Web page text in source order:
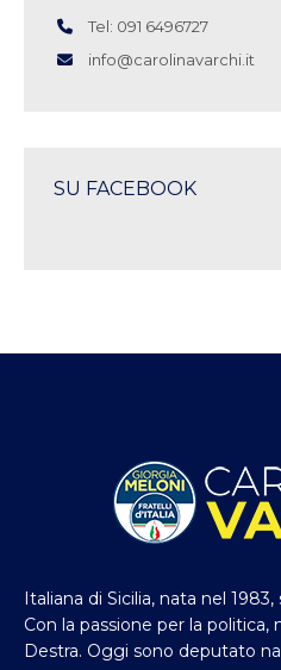
Tel: 091 6496727
info@carolinavarchi.it
SU FACEBOOK
Italiana di Sicilia, nata nel
Con la passione per la
Destra. Oggi sono deputato